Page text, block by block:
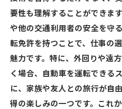
要性も理解することができま
や他の交通利用者の安全を守
転免許を持つことで、仕事の
魅力です。特に、外回りや遠
く場合、自動車を運転できる
に、家族や友人との旅行が自
得の楽しみの一つです。これ